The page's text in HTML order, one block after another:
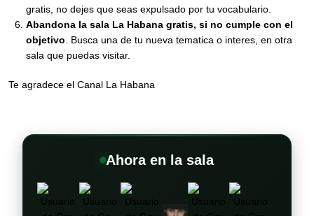
gratis, no dejes que seas expulsado por tu vocabulario.
Abandona la sala La Habana gratis, si no cumple con el
objetivo . Busca una de tu nueva tematica o interes, en otra
sala que puedas visitar.
Te agradece el Canal La Habana
Ahora en la sala